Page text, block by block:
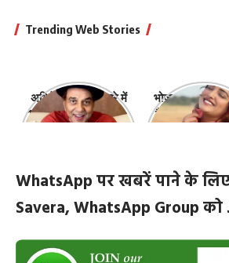
Trending Web Stories
अभिनेता धर्मेंद्र के बारे में
10 रोचक बातें, जिनके बारे
भोजपुरी की ये 10
हैं सबसे खूबसूरत
WhatsApp पर खबरें पाने के
Savera, WhatsApp Group